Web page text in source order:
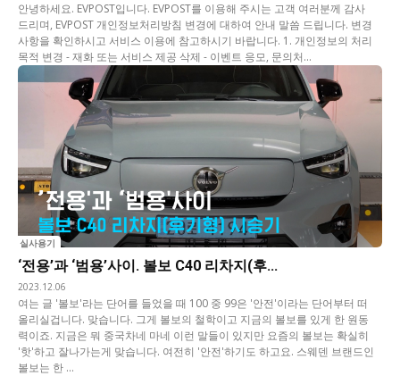
안녕하세요. EVPOST입니다. EVPOST를 이용해 주시는 고객 여러분께 감사
드리며, EVPOST 개인정보처리방침 변경에 대하여 안내 말씀 드립니다. 변경
사항을 확인하시고 서비스 이용에 참고하시기 바랍니다. 1. 개인정보의 처리
목적 변경 - 재화 또는 서비스 제공 삭제 - 이벤트 응모, 문의처...
실사용기
‘전용’과 ‘범용’사이. 볼보 C40 리차지(후...
2023.12.06
여는 글 '볼보'라는 단어를 들었을 때 100 중 99은 '안전'이라는 단어부터 떠
올리실겁니다. 맞습니다. 그게 볼보의 철학이고 지금의 볼보를 있게 한 원동
력이죠. 지금은 뭐 중국차네 마네 이런 말들이 있지만 요즘의 볼보는 확실히
'핫'하고 잘나가는게 맞습니다. 여전히 '안전'하기도 하고요. 스웨덴 브랜드인
볼보는 한 ...